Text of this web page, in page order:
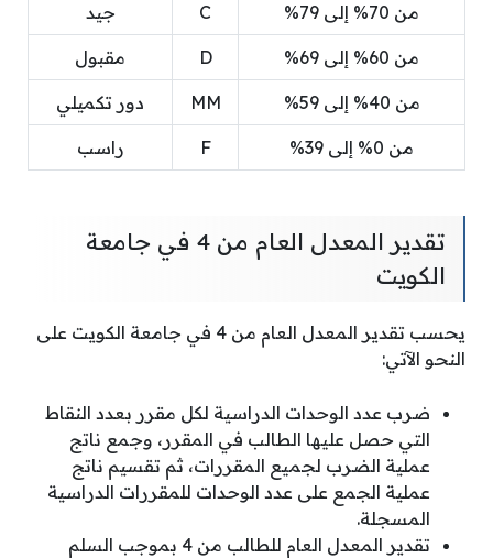
من 70% إلى 79% C جيد
من 60% إلى 69% D مقبول
من 40% إلى 59% MM دور تكميلي
من 0% إلى 39% F راسب
تقدير المعدل العام من 4 في جامعة
الكويت
يحسب تقدير المعدل العام من 4 في جامعة الكويت على
النحو الآتي:
ضرب عدد الوحدات الدراسية لكل مقرر بعدد النقاط
التي حصل عليها الطالب في المقرر، وجمع ناتج
عملية الضرب لجميع المقررات، ثم تقسيم ناتج
عملية الجمع على عدد الوحدات للمقررات الدراسية
المسجلة.
تقدير المعدل العام للطالب من 4 بموجب السلم